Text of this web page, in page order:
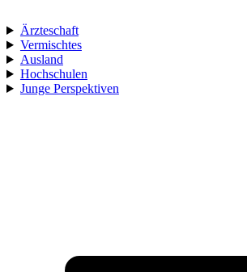
Ärzteschaft
Vermischtes
Ausland
Hochschulen
Junge Perspektiven